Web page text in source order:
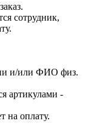
сотрудник,
и/или ФИО физ.
артикулами -
на оплату.